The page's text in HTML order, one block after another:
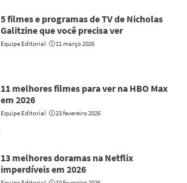
5 filmes e programas de TV de Nicholas
Galitzine que você precisa ver
Equipe Editorial 11 março 2026
11 melhores filmes para ver na HBO Max
em 2026
Equipe Editorial 23 fevereiro 2026
13 melhores doramas na Netflix
imperdíveis em 2026